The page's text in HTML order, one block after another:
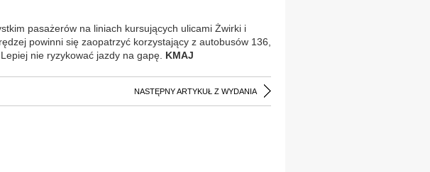
pasażerów na liniach kursujących ulicami Żwirki i
powinni się zaopatrzyć korzystający z autobusów 136,
nie ryzykować jazdy na gapę. KMAJ
NASTĘPNY ARTYKUŁ Z WYDANIA